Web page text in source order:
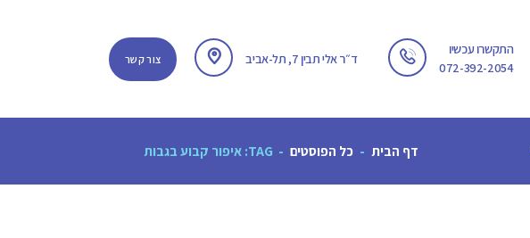
התקשרו עכשיו
072-392-2054
ד״ר אלי תבין 7, תל-אביב צור קשר
דף הבית כל הפוסטים TAG: איפור קבוע בגבות